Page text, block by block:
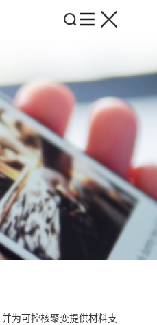
为可控核聚变提供材料支